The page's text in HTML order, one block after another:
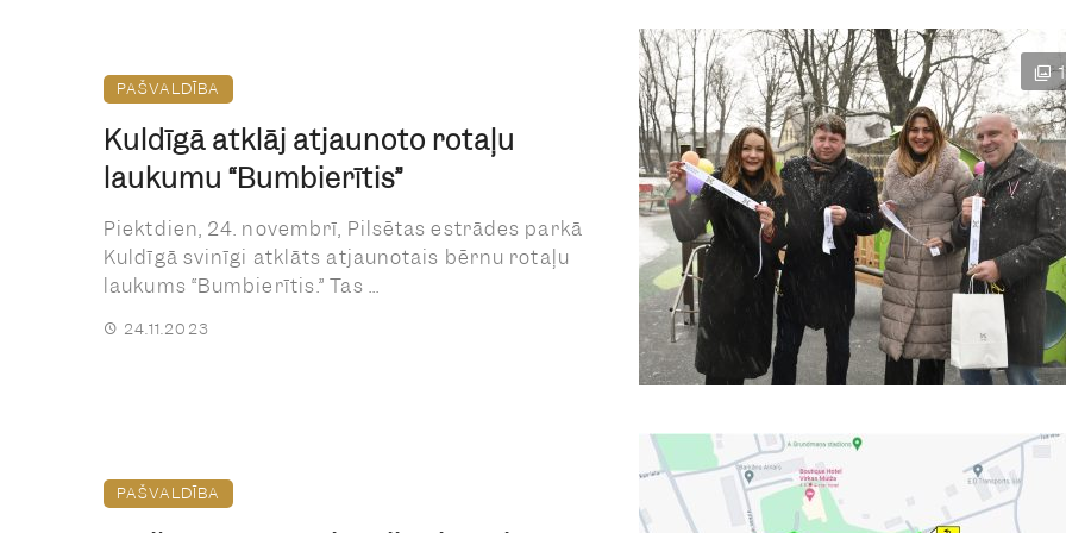
PAŠVALDĪBA
Kuldīgā atklāj atjaunoto rotaļu
laukumu “Bumbierītis”
Piektdien, 24. novembrī, Pilsētas estrādes parkā
Kuldīgā svinīgi atklāts atjaunotais bērnu rotaļu
laukums “Bumbierītis.” Tas ...
24.11.2023
PAŠVALDĪBA